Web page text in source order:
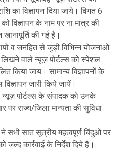
का विज्ञापन दिया जाये। विगत 6
विज्ञापन के नाम पर ना मात्र की
खानापूर्ति की गई है।
व जनहित से जुड़ी विभिन्न योजनाओं
वाले न्यूज़ पोर्टल्स को स्पेशल
किया जाय। सामान्य विज्ञापनों के
जारी किये जायें।
न्यूज़ पोर्टल्स के संपादक को उनके
राज्य/जिला मान्यता की सुविधा
सभी सात सूत्रीय महत्वपूर्ण बिंदुओं पर
जल्द कार्रवाई के निर्देश दिये हैं।